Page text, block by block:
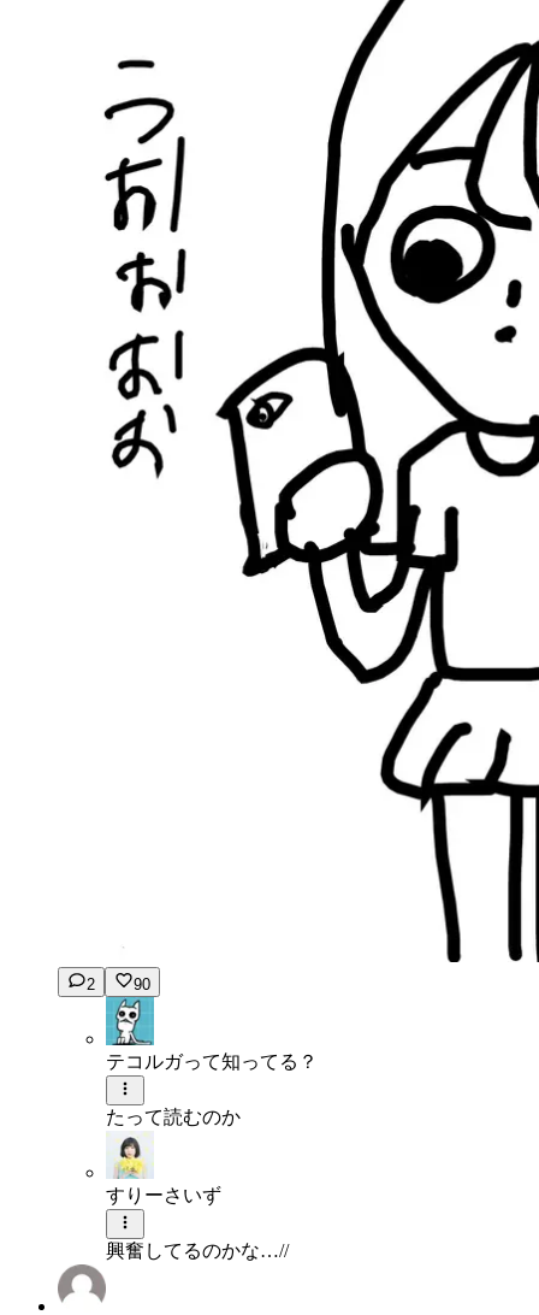
2 90
テコルガって知ってる？
たって読むのか
すりーさいず
興奮してるのかな…//